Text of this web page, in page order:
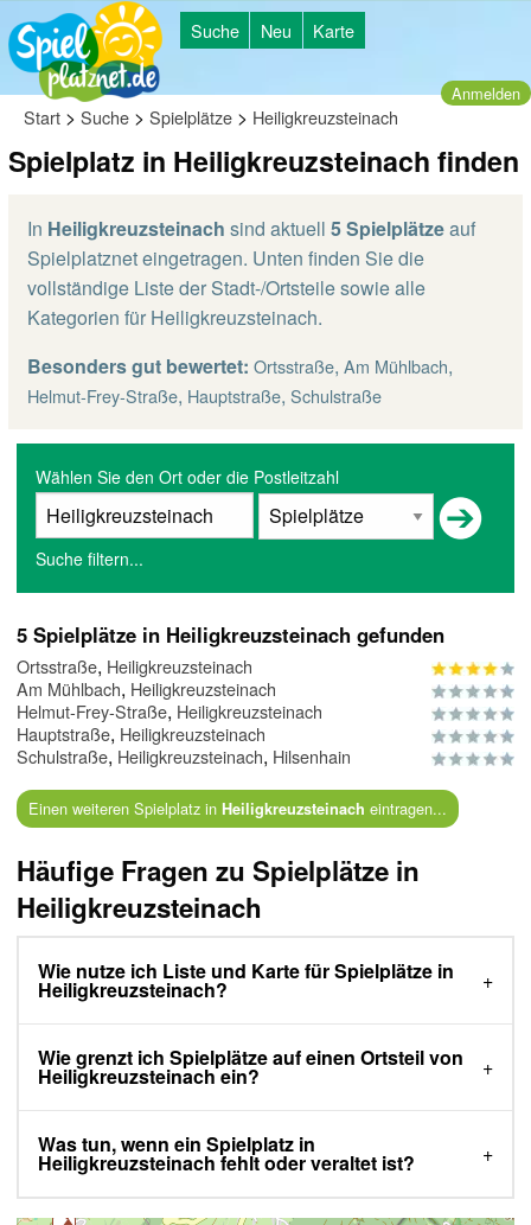
Suche Neu Karte
Anmelden
Start > Suche > Spielplätze > Heiligkreuzsteinach
Spielplatz in Heiligkreuzsteinach finden
In Heiligkreuzsteinach sind aktuell 5 Spielplätzeauf
Spielplatznet eingetragen. Unten finden Sie die
vollständige Liste der Stadt-/Ortsteile sowie alle
Kategorien für Heiligkreuzsteinach.
Besonders gut bewertet: Ortsstraße, Am Mühlbach,
Helmut-Frey-Straße, Hauptstraße, Schulstraße
Wählen Sie den Ort oder die Postleitzahl
Suche filtern...
5 Spielplätze in Heiligkreuzsteinach gefunden
Ortsstraße, Heiligkreuzsteinach
Am Mühlbach, Heiligkreuzsteinach
Helmut-Frey-Straße, Heiligkreuzsteinach
Hauptstraße, Heiligkreuzsteinach
Schulstraße, Heiligkreuzsteinach, Hilsenhain
Einen weiteren Spielplatz in Heiligkreuzsteinach eintragen...
Häufige Fragen zu Spielplätze in
Heiligkreuzsteinach
Wie nutze ich Liste und Karte für Spielplätze in
Heiligkreuzsteinach?
Wie grenzt ich Spielplätze auf einen Ortsteil von
Heiligkreuzsteinach ein?
Was tun, wenn ein Spielplatz in
Heiligkreuzsteinach fehlt oder veraltet ist?